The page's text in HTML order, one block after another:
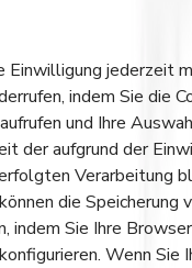
Einwilligung jederzeit
indem Sie die
und Ihre
der aufgrund der
Verarbeitung
die Speicherung
indem Sie Ihre
Wenn Sie